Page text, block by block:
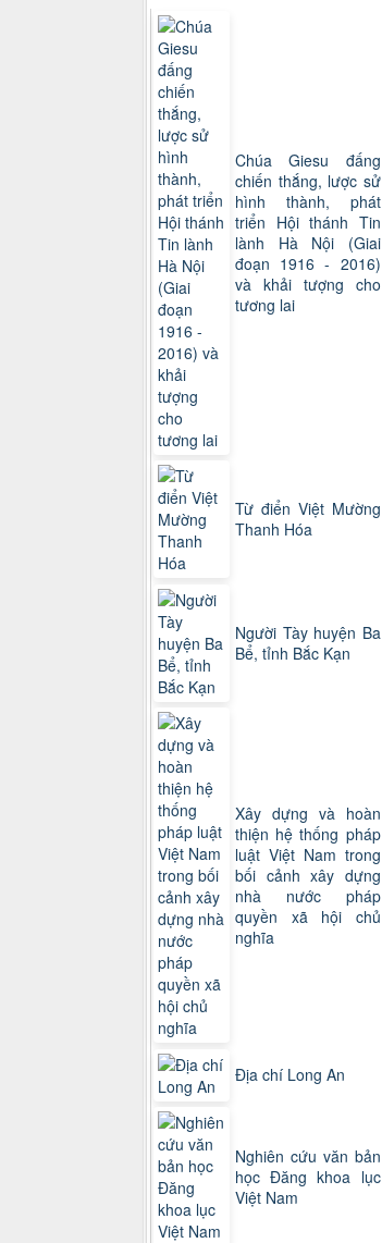
Chúa Giesu đấng
chiến thắng, lược sử
hình thành, phát
triển Hội thánh Tin
lành Hà Nội (Giai
đoạn 1916 - 2016)
và khải tượng cho
tương lai
Từ điển Việt Mường
Thanh Hóa
Người Tày huyện Ba
Bể, tỉnh Bắc Kạn
Xây dựng và hoàn
thiện hệ thống pháp
luật Việt Nam trong
bối cảnh xây dựng
nhà nước pháp
quyền xã hội chủ
nghĩa
Địa chí Long An
Nghiên cứu văn bản
học Đăng khoa lục
Việt Nam